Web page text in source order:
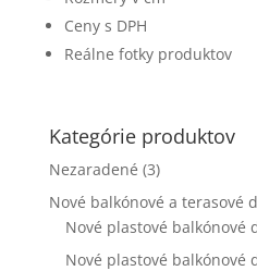
Ceny s DPH
Reálne fotky produktov
Kategórie produktov
Nezaradené (3)
Nové balkónové a terasové
Nové plastové balkónové
Nové plastové balkónové